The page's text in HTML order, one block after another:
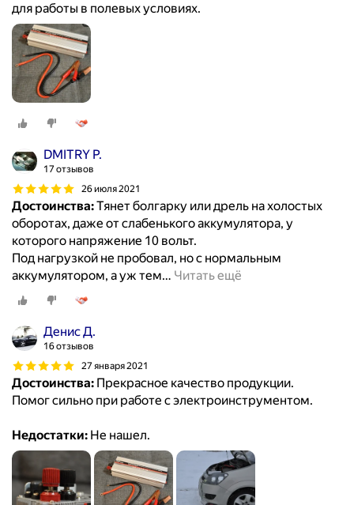
для работы в полевых условиях.
DMITRY P.
17 отзывов
26 июля 2021
Достоинства:Тянет болгарку или дрель на холостых
оборотах, даже от слабенького аккумулятора, у
которого напряжение 10 вольт.
Под нагрузкой не пробовал, но с нормальным
аккумулятором, а уж тем… Читать ещё
Денис Д.
16 отзывов
27 января 2021
Достоинства: Прекрасное качество продукции.
Помог сильно при работе с электроинструментом.
Недостатки: Не нашел.